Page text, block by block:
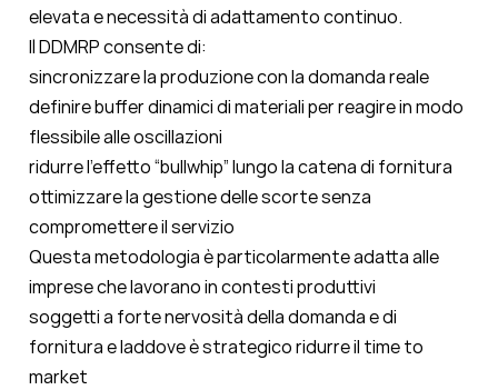
elevata e necessità di adattamento continuo.
Il DDMRP consente di:
sincronizzare la produzione con la domanda reale
definire buffer dinamici di materiali per reagire in modo
flessibile alle oscillazioni
ridurre l’effetto “bullwhip” lungo la catena di fornitura
ottimizzare la gestione delle scorte senza
compromettere il servizio
Questa metodologia è particolarmente adatta alle
imprese che lavorano in contesti produttivi
soggetti a forte nervosità della domanda e di
fornitura e laddove è strategico ridurre il time to
market